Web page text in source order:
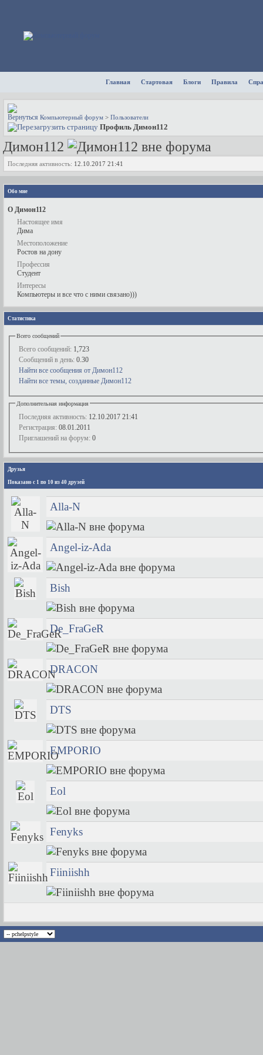
Главная Стартовая Блоги Правила
Компьютерный форум > Пользователи
Профиль Димон112
Димон112
Последняя активность: 12.10.2017 21:41
Обо мне
О Димон112
Настоящее имя
Дима
Местоположение
Ростов на дону
Профессия
Студент
Интересы
Компьютеры и все что с ними связано)))
Статистика
Всего сообщений
Всего сообщений: 1,723
Сообщений в день: 0.30
Найти все сообщения от Димон112
Найти все темы, созданные Димон112
Дополнительная информация
Последняя активность: 12.10.2017 21:41
Регистрация: 08.01.2011
Приглашений на форум: 0
Друзья
Показано с 1 по 10 из 40 друзей
Alla-N
Angel-iz-Ada
Bish
De_FraGeR
DRACON
DTS
EMPORIO
Eol
Fenyks
Fiiniishh